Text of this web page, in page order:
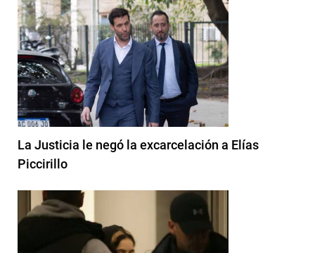
La Justicia le negó la excarcelación a Elías
Piccirillo